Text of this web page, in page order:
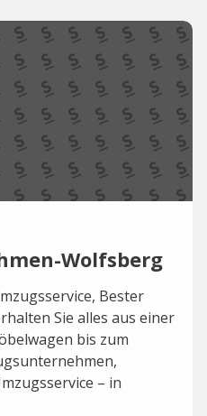
Wolfsberg
Bester
Sie alles aus einer
bis zum
– in